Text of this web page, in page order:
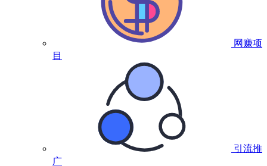
网赚项
目
引流推
广